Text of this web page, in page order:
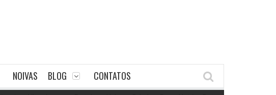
NOIVAS BLOG CONTATOS